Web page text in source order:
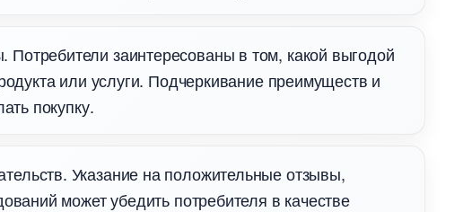
заинтересованы в том, какой выгодой
или услуги. Подчеркивание преимуществ и
покупку.
Указание на положительные отзывы,
может убедить потребителя в качестве